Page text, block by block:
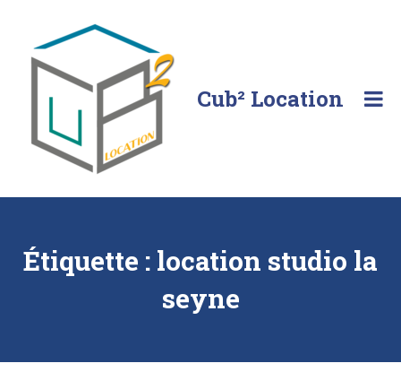
content
Cub² Location
vous!
Étiquette : location studio la
seyne